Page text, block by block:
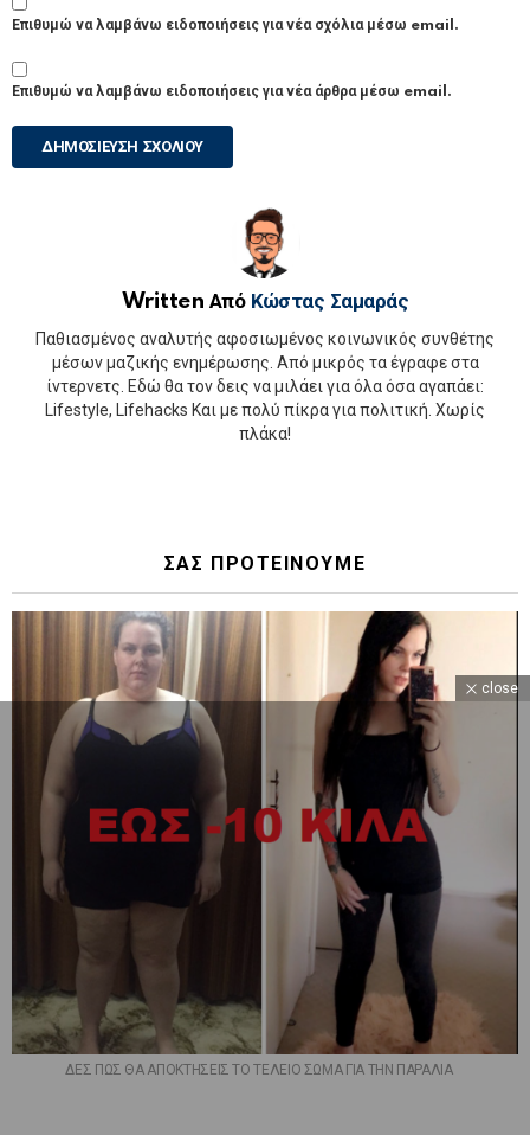
Επιθυμώ να λαμβάνω ειδοποιήσεις για νέα σχόλια μέσω email.
Επιθυμώ να λαμβάνω ειδοποιήσεις για νέα άρθρα μέσω email.
Written Από Κώστας Σαμαράς
Παθιασμένος αναλυτής αφοσιωμένος κοινωνικός συνθέτης
μέσων μαζικής ενημέρωσης. Από μικρός τα έγραφε στα
ίντερνετς. Εδώ θα τον δεις να μιλάει για όλα όσα αγαπάει:
Lifestyle, Lifehacks Και με πολύ πίκρα για πολιτική. Χωρίς
πλάκα!
ΣΑΣ ΠΡΟΤΕΙΝΟΥΜΕ
ΔΕΣ ΠΩΣ ΘΑ ΑΠΟΚΤΗΣΕΙΣ ΤΟ ΤΕΛΕΙΟ ΣΩΜΑ ΓΙΑ ΤΗΝ ΠΑΡΑΛΙΑ
close